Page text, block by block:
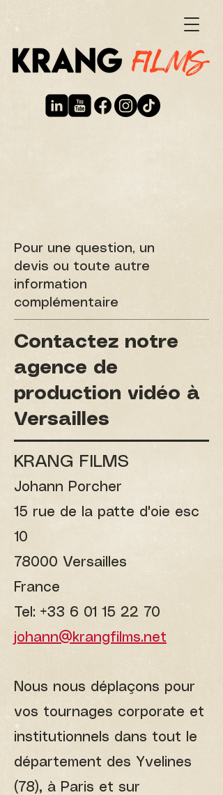
Pour une question, un
devis ou toute autre
information
complémentaire
Contactez notre
agence de
production vidéo à
Versailles
KRANG FILMS
Johann Porcher
15 rue de la patte d'oie esc
10
78000 Versailles
France
Tel: +33 6 01 15 22 70
johann@krangfilms.net
Nous nous déplaçons pour
vos tournages corporate et
institutionnels dans tout le
département des Yvelines
(78), à Paris et sur